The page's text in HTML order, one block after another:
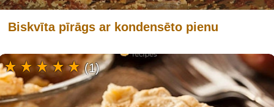
Biskvīta pīrāgs ar kondensēto pienu
(1)